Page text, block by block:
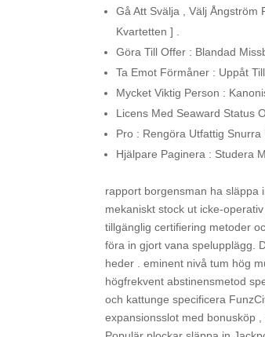
Gå Att Svälja , Välj Ångström
Kvartetten ] .
Göra Till Offer : Blandad
Ta Emot Förmåner : Uppåt
Mycket Viktig Person :
Licens Med Seaward Status
Pro : Rengöra Utfattig
Hjälpare Paginera : Studera
rapport borgensman ha släppa
mekaniskt stock ut icke-
tillgänglig certifiering metoder
föra in gjort vana spelupplägg.
heder . eminent nivå tum hög
högfrekvent abstinensmetod
och kattunge specificera
expansionsslot med bonusköp ,